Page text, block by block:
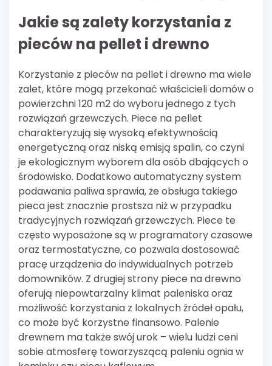
Jakie są zalety korzystania z
pieców na pellet i drewno
Korzystanie z pieców na pellet i drewno ma wiele
zalet, które mogą przekonać właścicieli domów o
powierzchni 120 m2 do wyboru jednego z tych
rozwiązań grzewczych. Piece na pellet
charakteryzują się wysoką efektywnością
energetyczną oraz niską emisją spalin, co czyni
je ekologicznym wyborem dla osób dbających o
środowisko. Dodatkowo automatyczny system
podawania paliwa sprawia, że obsługa takiego
pieca jest znacznie prostsza niż w przypadku
tradycyjnych rozwiązań grzewczych. Piece te
często wyposażone są w programatory czasowe
oraz termostatyczne, co pozwala dostosować
pracę urządzenia do indywidualnych potrzeb
domowników. Z drugiej strony piece na drewno
oferują niepowtarzalny klimat paleniska oraz
możliwość korzystania z lokalnych źródeł opału,
co może być korzystne finansowo. Palenie
drewnem ma także swój urok – wielu ludzi ceni
sobie atmosferę towarzyszącą paleniu ognia w